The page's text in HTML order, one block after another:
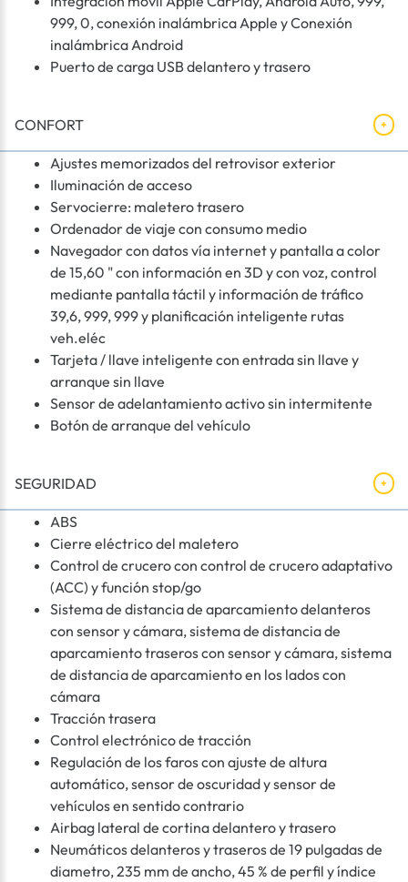
999, 0, conexión inalámbrica Apple y Conexión
inalámbrica Android
Puerto de carga USB delantero y trasero
CONFORT
Ajustes memorizados del retrovisor exterior
Iluminación de acceso
Servocierre: maletero trasero
Ordenador de viaje con consumo medio
Navegador con datos vía internet y pantalla a color
de 15,60 " con información en 3D y con voz, control
mediante pantalla táctil y información de tráfico
39,6, 999, 999 y planificación inteligente rutas
veh.eléc
Tarjeta / llave inteligente con entrada sin llave y
arranque sin llave
Sensor de adelantamiento activo sin intermitente
Botón de arranque del vehículo
SEGURIDAD
ABS
Cierre eléctrico del maletero
Control de crucero con control de crucero adaptativo
(ACC) y función stop/go
Sistema de distancia de aparcamiento delanteros
con sensor y cámara, sistema de distancia de
aparcamiento traseros con sensor y cámara, sistema
de distancia de aparcamiento en los lados con
cámara
Tracción trasera
Control electrónico de tracción
Regulación de los faros con ajuste de altura
automático, sensor de oscuridad y sensor de
vehículos en sentido contrario
Airbag lateral de cortina delantero y trasero
Neumáticos delanteros y traseros de 19 pulgadas de
diametro, 235 mm de ancho, 45 % de perfil y índice